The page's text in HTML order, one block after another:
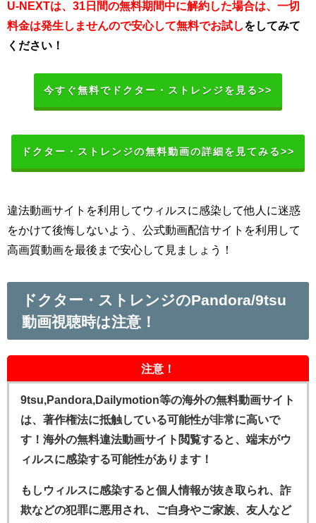
U-NEXTは、31日間の無料期間中に解約した場合は、一切
料金は発生しませんので安心して無料でお試しをしてみて
ください！
今すぐ無料でドクター・ストレンジを見る>>
ドクター・ストレンジの無料動画の詳細を見てみる>>
違法動画サイトを利用してウィルスに感染して他人に迷惑
をかけて後悔しないよう、公式動画配信サイトを利用して
高画質動画を最後まで安心して見ましょう！
ドクター・ストレンジのPandora/9tsu
動画視聴時は注意！
注意！
9tsu,Pandora,Dailymotion等の海外の無料動画サイト
は、著作権法に抵触している可能性が非常に高いで
す！海外の無料違法動画サイト閲覧すると、端末がウ
ィルスに感染する可能性があります！
もしウィルスに感染すると個人情報が抜き取られ、詐
欺などの犯罪に悪用され、ご自身やご家族、友人など